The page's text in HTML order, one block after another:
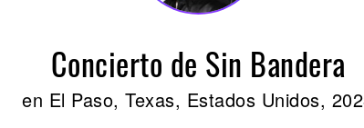
Concierto de Sin Bandera
en El Paso, Texas, Estados Unidos,